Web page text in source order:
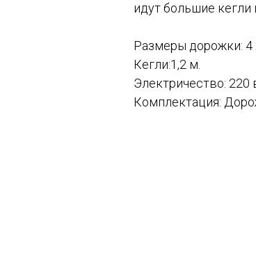
идут большие кегли
Размеры дорожки: 4
Кегли:1,2 м.
Электричество: 220
Комплектация: